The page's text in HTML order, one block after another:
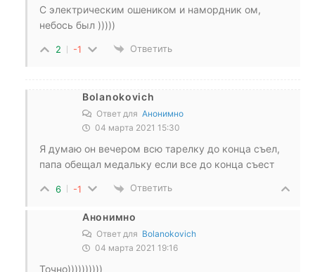
С электрическим ошеником и намордник ом,
небось был )))))
2 -1 Ответить
Bolanokovich
Ответ для Анонимно
04 марта 2021 15:30
Я думаю он вечером всю тарелку до конца съел,
папа обещал медальку если все до конца съест
6 -1 Ответить
Анонимно
Ответ для Bolanokovich
04 марта 2021 19:16
Точно))))))))))